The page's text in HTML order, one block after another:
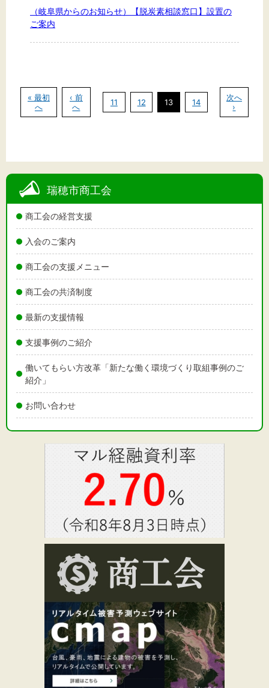
瑞穂市商工会
商工会の経営支援
入会のご案内
商工会の支援メニュー
商工会の共済制度
最新の支援情報
支援事例のご紹介
働いてもらい方改革「新たな働く環境づくり取組事例のご
紹介」
お問い合わせ
（岐阜県からのお知らせ）【脱炭素相談窓口】設置の
ご案内
« 最初
へ
‹ 前
へ
11 12 13 14
次へ
›